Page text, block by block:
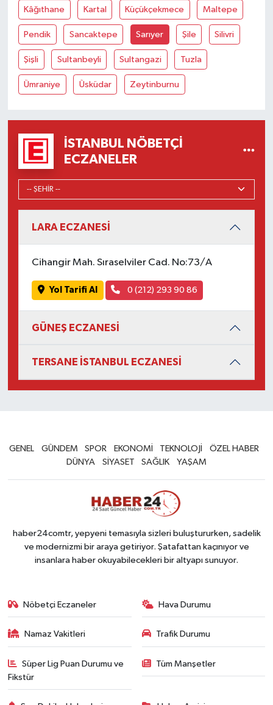
Kâğıthane Kartal Küçükçekmece Maltepe
Pendik Sancaktepe Sarıyer Şile Silivri
Şişli Sultanbeyli Sultangazi Tuzla
Ümraniye Üsküdar Zeytinburnu
İSTANBUL NÖBETÇI
ECZANELER
LARA ECZANESİ
Cihangir Mah. Sıraselviler Cad. No:73/A
Yol Tarifi Al 0 (212) 293 90 86
GÜNEŞ ECZANESİ
TERSANE İSTANBUL ECZANESİ
GENEL GÜNDEM SPOR EKONOMİ TEKNOLOJİ
ÖZEL HABER
DÜNYA
SİYASET SAĞLIK YAŞAM
haber24comtr, yepyeni temasıyla sizleri buluştururken, sadelik
ve modernizmi bir araya getiriyor. Şatafattan kaçınıyor ve
insanlara haber okuyabilecekleri bir altyapı sunuyor.
Nöbetçi Eczaneler Hava Durumu
Namaz Vakitleri Trafik Durumu
Süper Lig Puan Durumu ve
Fikstür
Tüm Manşetler